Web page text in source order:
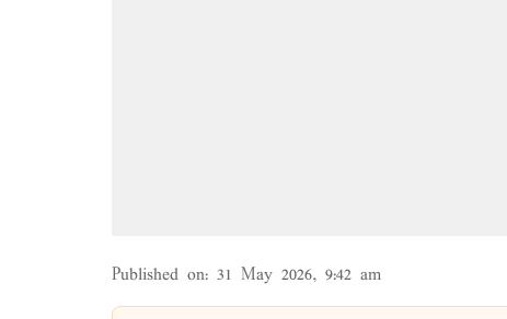
Published on: 31 May 2026, 9:42 am